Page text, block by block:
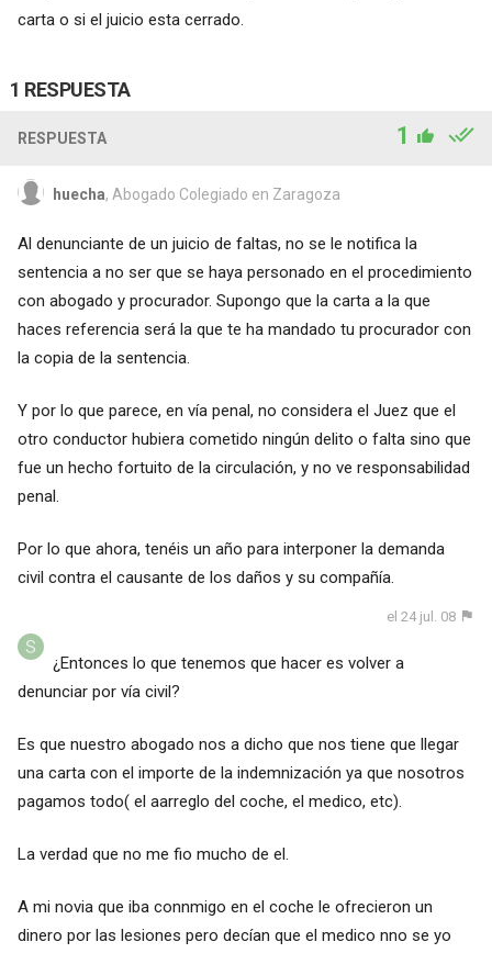
carta o si el juicio esta cerrado.
1 RESPUESTA
RESPUESTA 1
huecha, Abogado Colegiado en Zaragoza
Al denunciante de un juicio de faltas, no se le notifica la
sentencia a no ser que se haya personado en el procedimiento
con abogado y procurador. Supongo que la carta a la que
haces referencia será la que te ha mandado tu procurador con
la copia de la sentencia.
Y por lo que parece, en vía penal, no considera el Juez que el
otro conductor hubiera cometido ningún delito o falta sino que
fue un hecho fortuito de la circulación, y no ve responsabilidad
penal.
Por lo que ahora, tenéis un año para interponer la demanda
civil contra el causante de los daños y su compañía.
el 24 jul. 08
¿Entonces lo que tenemos que hacer es volver a
denunciar por vía civil?
Es que nuestro abogado nos a dicho que nos tiene que llegar
una carta con el importe de la indemnización ya que nosotros
pagamos todo( el aarreglo del coche, el medico, etc).
La verdad que no me fio mucho de el.
A mi novia que iba connmigo en el coche le ofrecieron un
dinero por las lesiones pero decían que el medico nno se yo